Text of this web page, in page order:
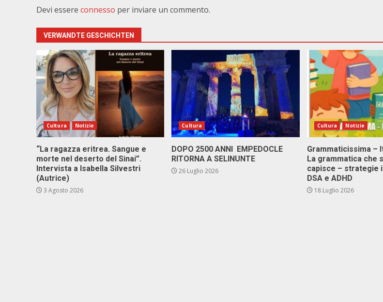
Devi essere connesso per inviare un commento.
VERWANDTE GESCHICHTEN
Cultura Notizie
“La ragazza eritrea. Sangue e
morte nel deserto del Sinai”.
Intervista a Isabella Silvestri
(Autrice)
3 Agosto 2026
Cultura
DOPO 2500 ANNI EMPEDOCLE
RITORNA A SELINUNTE
26 Luglio 2026
Cultura Notizie
Grammaticissima –
La grammatica che
capisce – strategie
DSA e ADHD
18 Luglio 2026